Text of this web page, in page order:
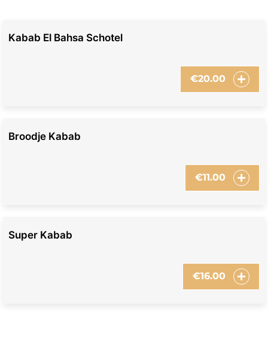
Kabab El Bahsa Schotel
€20.00
Broodje Kabab
€11.00
Super Kabab
€16.00